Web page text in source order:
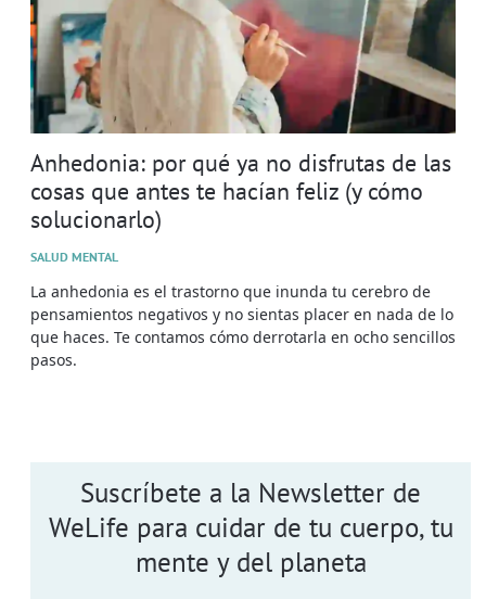
Anhedonia: por qué ya no disfrutas de las
cosas que antes te hacían feliz (y cómo
solucionarlo)
SALUD MENTAL
La anhedonia es el trastorno que inunda tu cerebro de
pensamientos negativos y no sientas placer en nada de lo
que haces. Te contamos cómo derrotarla en ocho sencillos
pasos.
Suscríbete a la Newsletter de
WeLife para cuidar de tu cuerpo, tu
mente y del planeta